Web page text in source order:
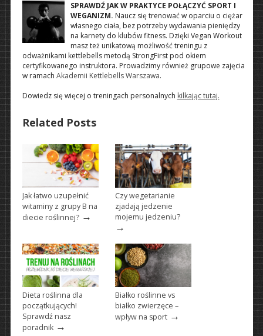
SPRAWDŹ JAK W PRAKTYCE POŁĄCZYĆ SPORT I
WEGANIZM. Naucz się trenować w oparciu o ciężar
własnego ciała, bez potrzeby wydawania pieniędzy
na karnety do klubów fitness. Dzięki Vegan Workout
masz też unikatową możliwość treningu z
odważnikami kettlebells metodą StrongFirst pod okiem
certyfikowanego instruktora. Prowadzimy również grupowe zajęcia
w ramach Akademii Kettlebells Warszawa.
Dowiedz się więcej o treningach personalnych kilkając tutaj.
Related Posts
Jak łatwo uzupełnić
witaminy z grupy B na
diecie roślinnej?→
Czy wegetarianie
zjadają jedzenie
mojemu jedzeniu?
→
Dieta roślinna dla
początkujących!
Sprawdź nasz
poradnik→
Białko roślinne vs
białko zwierzęce –
wpływ na sport→